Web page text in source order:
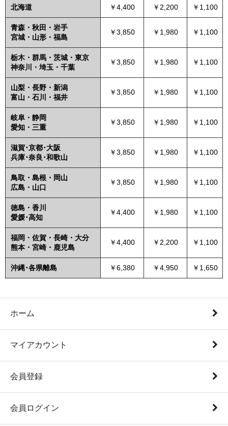
北海道 ￥4,400 ￥2,200 ￥1,100
青森・秋田・岩手
宮城・山形・福島
￥3,850 ￥1,980 ￥1,100
栃木・群馬・茨城・東京
神奈川・埼玉・千葉
￥3,850 ￥1,980 ￥1,100
山梨・長野・新潟
富山・石川・福井
￥3,850 ￥1,980 ￥1,100
岐阜・静岡
愛知・三重
￥3,850 ￥1,980 ￥1,100
滋賀･京都･大阪
兵庫･奈良･和歌山
￥3,850 ￥1,980 ￥1,100
鳥取・島根・岡山
広島・山口
￥3,850 ￥1,980 ￥1,100
徳島・香川
愛媛･高知
￥4,400 ￥1,980 ￥1,100
福岡・佐賀・長崎・大分
熊本・宮崎・鹿児島
￥4,400 ￥2,200 ￥1,100
沖縄･各県離島 ￥6,380 ￥4,950 ￥1,650
ホーム
マイアカウント
会員登録
会員ログイン